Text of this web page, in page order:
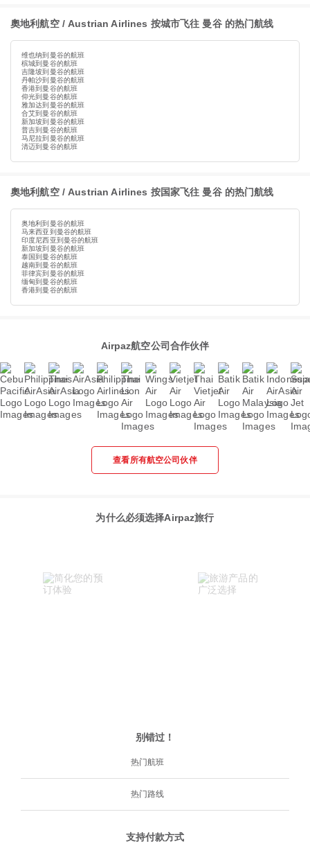
奧地利航空 / Austrian Airlines 按城市飞往 曼谷 的热门航线
维也纳到曼谷的航班
槟城到曼谷的航班
吉隆坡到曼谷的航班
丹帕沙到曼谷的航班
香港到曼谷的航班
仰光到曼谷的航班
雅加达到曼谷的航班
合艾到曼谷的航班
新加坡到曼谷的航班
普吉到曼谷的航班
马尼拉到曼谷的航班
清迈到曼谷的航班
奧地利航空 / Austrian Airlines 按国家飞往 曼谷 的热门航线
奥地利到曼谷的航班
马来西亚到曼谷的航班
印度尼西亚到曼谷的航班
新加坡到曼谷的航班
泰国到曼谷的航班
越南到曼谷的航班
菲律宾到曼谷的航班
缅甸到曼谷的航班
香港到曼谷的航班
Airpaz航空公司合作伙伴
查看所有航空公司伙伴
为什么必须选择Airpaz旅行
别错过！
热门航班
热门路线
支持付款方式